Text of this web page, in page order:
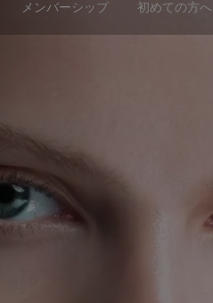
メンバーシップ 初めての方へ